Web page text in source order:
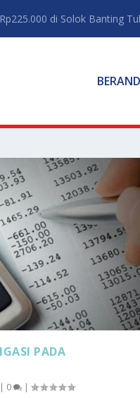
di Solok Banting
PADA
| 0 |